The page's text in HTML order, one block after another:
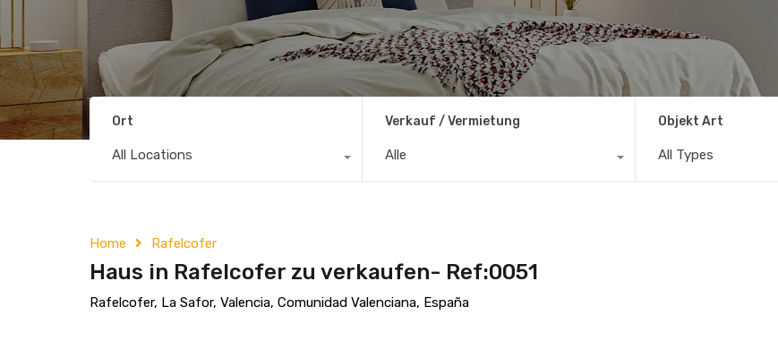
Ort
All Locations
Verkauf / Vermietung
Alle
Objekt Art
All Types
Home Rafelcofer
Haus in Rafelcofer zu verkaufen- Ref:0051
Rafelcofer, La Safor, Valencia, Comunidad Valenciana, España